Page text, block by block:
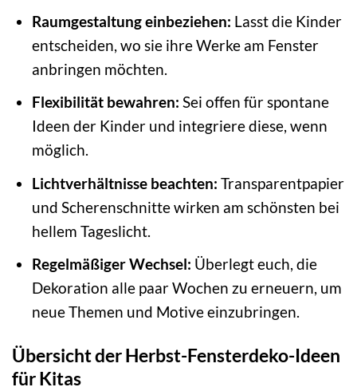
Raumgestaltung einbeziehen: Lasst die Kinder
entscheiden, wo sie ihre Werke am Fenster
anbringen möchten.
Flexibilität bewahren: Sei offen für spontane
Ideen der Kinder und integriere diese, wenn
möglich.
Lichtverhältnisse beachten: Transparentpapier
und Scherenschnitte wirken am schönsten bei
hellem Tageslicht.
Regelmäßiger Wechsel: Überlegt euch, die
Dekoration alle paar Wochen zu erneuern, um
neue Themen und Motive einzubringen.
Übersicht der Herbst-Fensterdeko-Ideen
für Kitas